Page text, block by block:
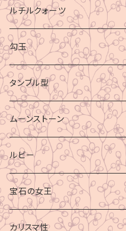
ルチルクォーツ
勾玉
タンブル型
ムーンストーン
ルビー
宝石の女王
カリスマ性